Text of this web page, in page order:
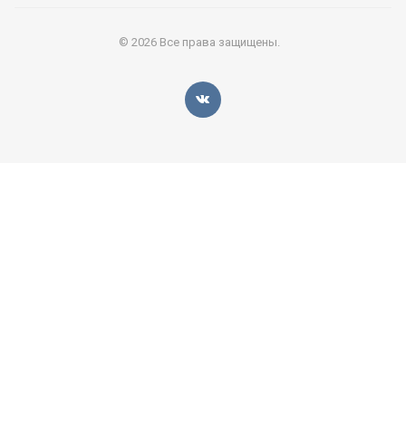
© 2026 Все права защищены.